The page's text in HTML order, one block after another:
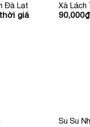
Đà Lạt
giá
Xà Lách
Tinh
90,000₫
Su Su